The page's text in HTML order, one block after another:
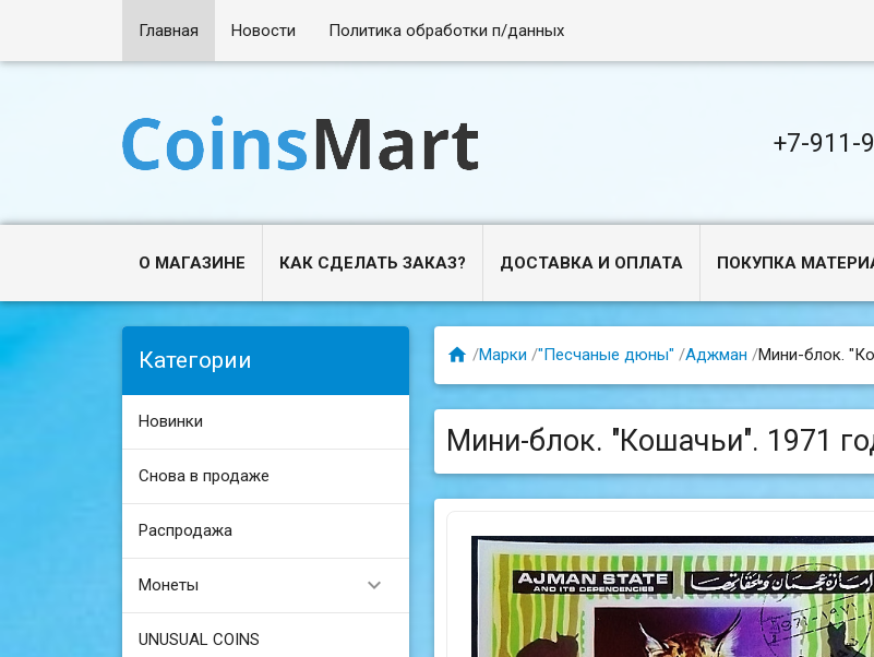
Главная Новости Политика обработки п/данных
+7-911-
О МАГАЗИНЕ КАК СДЕЛАТЬ ЗАКАЗ? ДОСТАВКА И ОПЛАТА ПОКУПКА
Категории
Новинки
Снова в продаже
Распродажа
Монеты 
UNUSUAL COINS
 /Марки /"Песчаные дюны" /Аджман /Мини-блок.
Мини-блок. "Кошачьи". 1971